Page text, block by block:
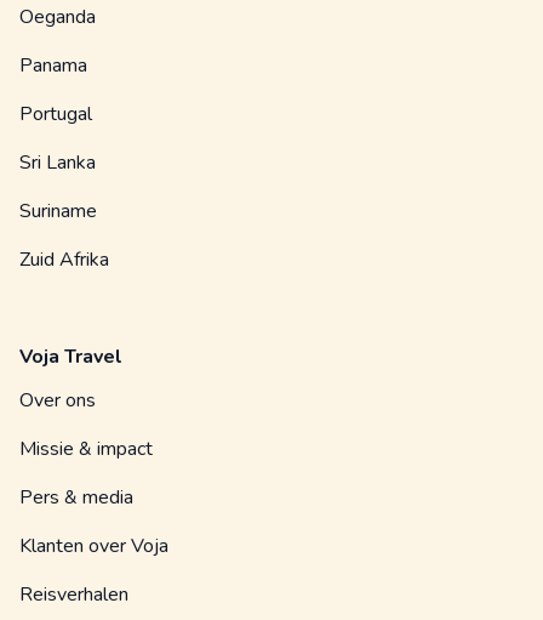
Oeganda
Panama
Portugal
Sri Lanka
Suriname
Zuid Afrika
Voja Travel
Over ons
Missie & impact
Pers & media
Klanten over Voja
Reisverhalen